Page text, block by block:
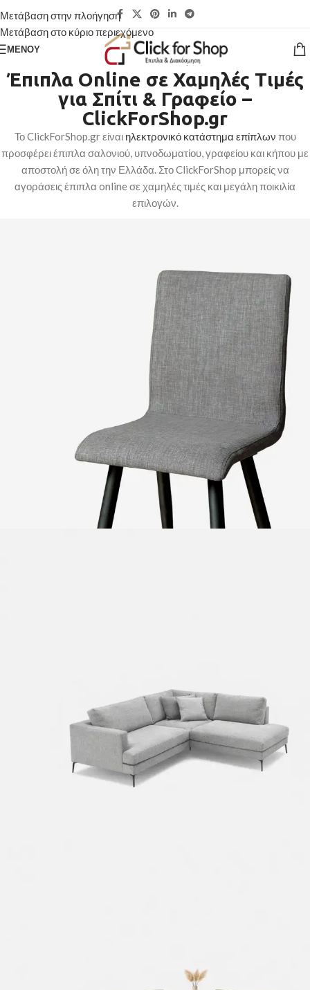
Μετάβαση στην πλοήγηση
Μετάβαση στο κύριο περιεχόμενο
ΜΕΝΟΎ
Έπιπλα Online σε Χαμηλές Τιμές
για Σπίτι & Γραφείο –
ClickForShop.gr
Το ClickForShop.gr είναι ηλεκτρονικό κατάστημα επίπλων που
προσφέρει έπιπλα σαλονιού, υπνοδωματίου, γραφείου και κήπου με
αποστολή σε όλη την Ελλάδα. Στο ClickForShop μπορείς να
αγοράσεις έπιπλα online σε χαμηλές τιμές και μεγάλη ποικιλία
επιλογών.